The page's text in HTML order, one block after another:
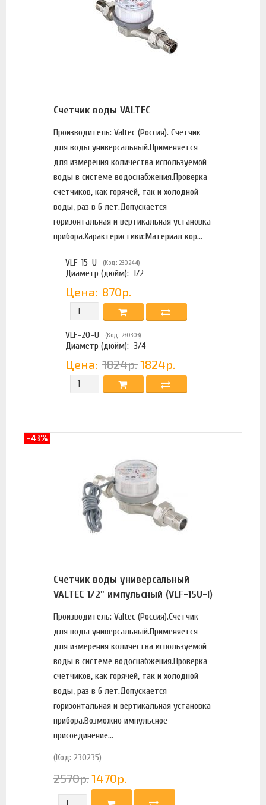
Счетчик воды VALTEC
Производитель: Valtec (Россия). Счетчик
для воды универсальный.Применяется
для измерения количества используемой
воды в системе водоснабжения.Проверка
счетчиков, как горячей, так и холодной
воды, раз в 6 лет.Допускается
горизонтальная и вертикальная установка
прибора.Характеристики:Материал кор...
VLF-15-U (Код: 230244)
Диаметр (дюйм): 1/2
Цена: 870р.
VLF-20-U (Код: 230303)
Диаметр (дюйм): 3/4
Цена: 1824р. 1824р.
Счетчик воды универсальный
VALTEC 1/2" импульсный (VLF-15U-I)
Производитель: Valtec (Россия).Счетчик
для воды универсальный.Применяется
для измерения количества используемой
воды в системе водоснабжения.Проверка
счетчиков, как горячей, так и холодной
воды, раз в 6 лет.Допускается
горизонтальная и вертикальная установка
прибора.Возможно импульсное
присоединение...
(Код: 230235)
2570р.1470р.
-43%